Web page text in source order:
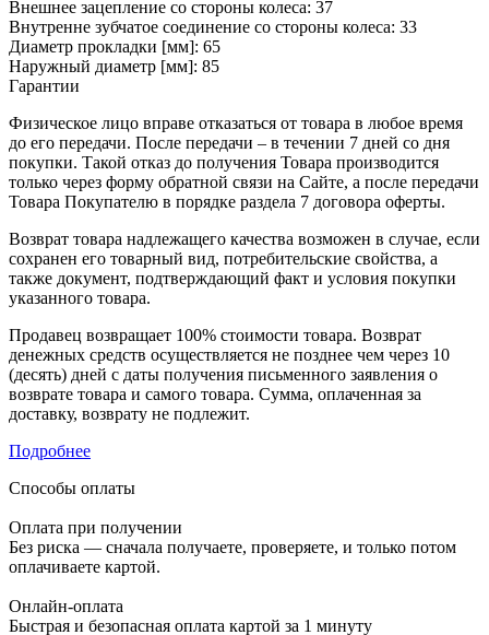
Внешнее зацепление со стороны колеса: 37
Внутренне зубчатое соединение со стороны колеса: 33
Диаметр прокладки [мм]: 65
Наружный диаметр [мм]: 85
Гарантии
Физическое лицо вправе отказаться от товара в любое время
до его передачи. После передачи – в течении 7 дней со дня
покупки. Такой отказ до получения Товара производится
только через форму обратной связи на Сайте, а после передачи
Товара Покупателю в порядке раздела 7 договора оферты.
Возврат товара надлежащего качества возможен в случае, если
сохранен его товарный вид, потребительские свойства, а
также документ, подтверждающий факт и условия покупки
указанного товара.
Продавец возвращает 100% стоимости товара. Возврат
денежных средств осуществляется не позднее чем через 10
(десять) дней с даты получения письменного заявления о
возврате товара и самого товара. Сумма, оплаченная за
доставку, возврату не подлежит.
Подробнее
Способы оплаты
Оплата при получении
Без риска — сначала получаете, проверяете, и только потом
оплачиваете картой.
Онлайн-оплата
Быстрая и безопасная оплата картой за 1 минуту